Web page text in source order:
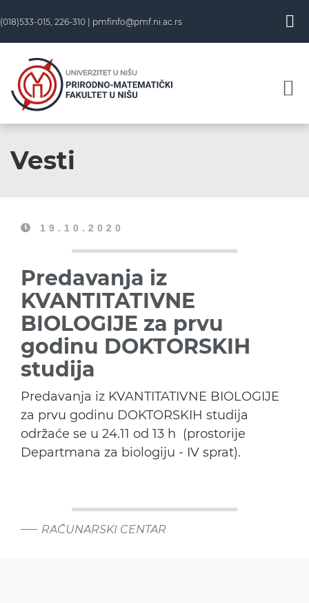
(018)533-015, 226-310 | pmfinfo@pmf.ni.ac.rs
Vesti
19.10.2020
Predavanja iz
KVANTITATIVNE
BIOLOGIJE za prvu
godinu DOKTORSKIH
studija
Predavanja iz KVANTITATIVNE BIOLOGIJE
za prvu godinu DOKTORSKIH studija
održaće se u 24.11 od 13 h (prostorije
Departmana za biologiju - IV sprat).
RAČUNARSKI CENTAR